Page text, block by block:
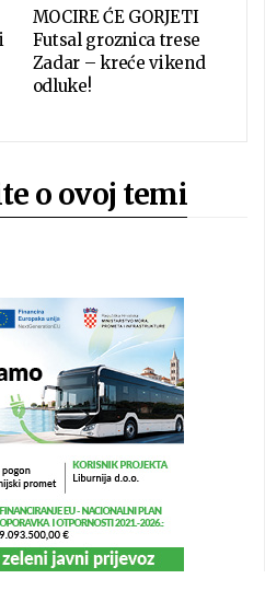
MOCIRE ĆE GORJETI
Futsal groznica trese
Zadar – kreće vikend
odluke!
o ovoj temi